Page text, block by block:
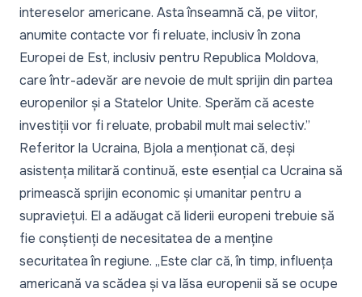
intereselor americane. Asta înseamnă că, pe viitor,
anumite contacte vor fi reluate, inclusiv în zona
Europei de Est, inclusiv pentru Republica Moldova,
care într-adevăr are nevoie de mult sprijin din partea
europenilor și a Statelor Unite. Sperăm că aceste
investiții vor fi reluate, probabil mult mai selectiv.”
Referitor la Ucraina, Bjola a menționat că, deși
asistența militară continuă, este esențial ca Ucraina să
primească sprijin economic și umanitar pentru a
supraviețui. El a adăugat că liderii europeni trebuie să
fie conștienți de necesitatea de a menține
securitatea în regiune. „Este clar că, în timp, influența
americană va scădea și va lăsa europenii să se ocupe